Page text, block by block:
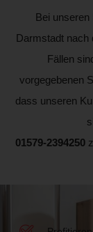
Bei
Darmstadt nach
Fällen
vorgegebenen
dass unseren
01579-2394250